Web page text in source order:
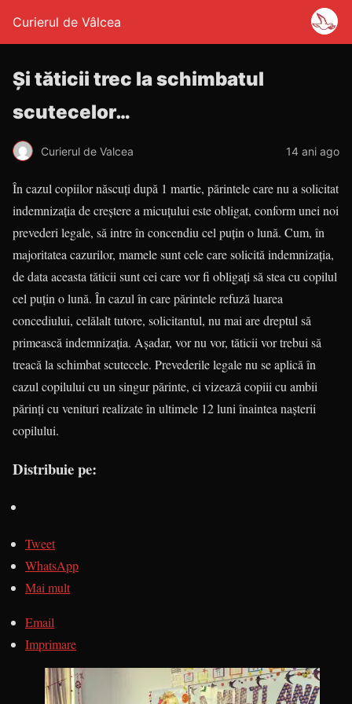
Curierul de Vâlcea
Şi tăticii trec la schimbatul
scutecelor…
Curierul de Valcea 14 ani ago
În cazul copiilor născuţi după 1 martie, părintele care nu a solicitat
indemnizaţia de creştere a micuţului este obligat, conform unei noi
prevederi legale, să intre în concendiu cel puţin o lună. Cum, în
majoritatea cazurilor, mamele sunt cele care solicită indemnizaţia,
de data aceasta tăticii sunt cei care vor fi obligaţi să stea cu copilul
cel puţin o lună. În cazul în care părintele refuză luarea
concediului, celălalt tutore, solicitantul, nu mai are dreptul să
primească indemnizaţia. Aşadar, vor nu vor, tăticii vor trebui să
treacă la schimbat scutecele. Prevederile legale nu se aplică în
cazul copilului cu un singur părinte, ci vi­zea­ză copiii cu ambii
părinţi cu venituri realizate în ultimele 12 luni înaintea naşterii
copilului.
Distribuie pe:
Tweet
WhatsApp
Mai mult
Email
Imprimare